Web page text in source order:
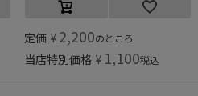
定価 ¥ 2,200のところ
当店特別価格 ¥ 1,100税込